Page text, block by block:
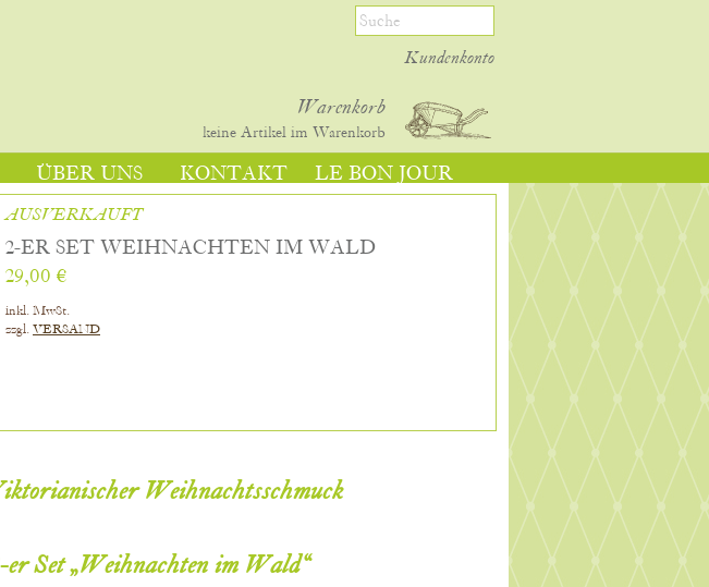
Kundenkonto
Warenkorb
keine Artikel im Warenkorb
ÜBER UNS KONTAKT LE BON JOUR
AUSVERKAUFT
2-ER SET WEIHNACHTEN IM WALD
29,00 €
inkl. MwSt.
zzgl. VERSAND
Weihnachtsschmuck
er Set „Weihnachten im Wald“